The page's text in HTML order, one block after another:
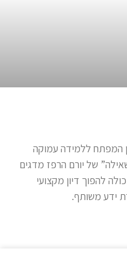
ללמידה עמוקה
של יורם הרפז מדגים
להפוך דיון מקצועי
משותף.